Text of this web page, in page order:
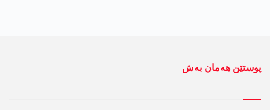
پوستێن ھەمان بەش